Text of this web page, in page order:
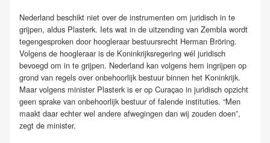
Nederland beschikt niet over de instrumenten om juridisch in te
grijpen, aldus Plasterk. Iets wat in de uitzending van Zembla wordt
tegengesproken door hoogleraar bestuursrecht Herman Bröring.
Volgens de hoogleraar is de Koninkrijksregering wél juridisch
bevoegd om in te grijpen. Nederland kan volgens hem ingrijpen op
grond van regels over onbehoorlijk bestuur binnen het Koninkrijk.
Maar volgens minister Plasterk is er op Curaçao in juridisch opzicht
geen sprake van onbehoorlijk bestuur of falende instituties. “Men
maakt daar echter wel andere afwegingen dan wij zouden doen”,
zegt de minister.